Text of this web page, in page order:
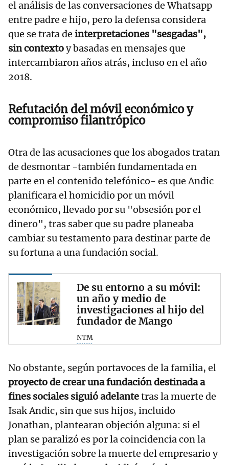
el análisis de las conversaciones de Whatsapp
entre padre e hijo, pero la defensa considera
que se trata de interpretaciones "sesgadas",
sin contextoy basadas en mensajes que
intercambiaron años atrás, incluso en el año
2018.
Refutación del móvil económico y
compromiso filantrópico
Otra de las acusaciones que los abogados tratan
de desmontar -también fundamentada en
parte en el contenido telefónico- es que Andic
planificara el homicidio por un móvil
económico, llevado por su "obsesión por el
dinero", tras saber que su padre planeaba
cambiar su testamento para destinar parte de
su fortuna a una fundación social.
De su entorno a su móvil:
un año y medio de
investigaciones al hijo del
fundador de Mango
NTM
No obstante, según portavoces de la familia, el
proyecto de crear una fundación destinada a
fines sociales siguió adelantetras la muerte de
Isak Andic, sin que sus hijos, incluido
Jonathan, plantearan objeción alguna: si el
plan se paralizó es por la coincidencia con la
investigación sobre la muerte del empresario y